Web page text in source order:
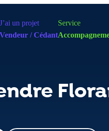
J’ai un projet
Vendeur / Cédant
Service